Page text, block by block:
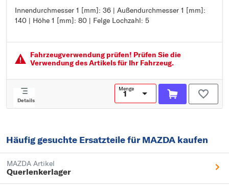
Innendurchmesser 1 [mm]: 36 | Außendurchmesser 1 [mm]:
140 | Höhe 1 [mm]: 80 | Felge Lochzahl: 5
Innendurchmesser 1 [mm]: 36
Außendurchmesser 1 [mm]: 140
Felge Lochzahl: 5
Fahrzeugver­wendung prüfen! Prüfen Sie die
Verwendung des Artikels für Ihr Fahrzeug.
Details
Menge
Häufig gesuchte Ersatzteile für MAZDA kaufen
MAZDA Artikel
Querlenkerlager